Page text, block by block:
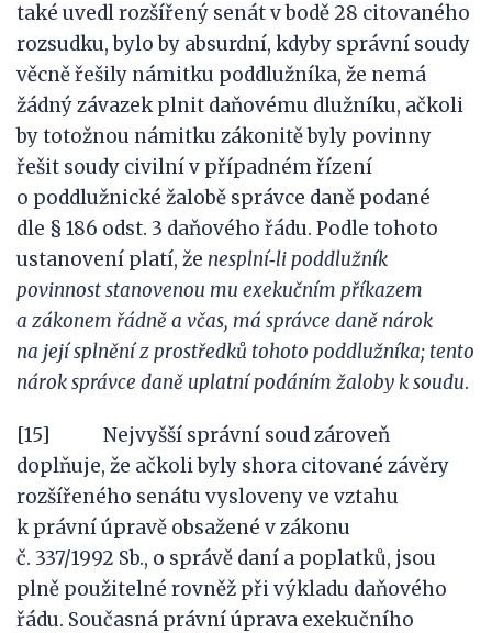
také uvedl rozšířený senát v bodě 28 citovaného
rozsudku, bylo by absurdní, kdyby správní soudy
věcně řešily námitku poddlužníka, že nemá
žádný závazek plnit daňovému dlužníku, ačkoli
by totožnou námitku zákonitě byly povinny
řešit soudy civilní v případném řízení
o poddlužnické žalobě správce daně podané
dle § 186 odst. 3 daňového řádu. Podle tohoto
ustanovení platí, že nesplní‑li poddlužník
povinnost stanovenou mu exekučním příkazem
a zákonem řádněa včas, má správce daně nárok
na její splněnízprostředků tohoto poddlužníka; tento
nárok správce daně uplatní podáním žalobyksoudu.
[15] Nejvyšší správní soud zároveň
doplňuje, že ačkoli byly shora citované závěry
rozšířeného senátu vysloveny ve vztahu
k právní úpravě obsažené v zákonu
č. 337/1992 Sb., o správě daní a poplatků, jsou
plně použitelné rovněž při výkladu daňového
řádu. Současná právní úprava exekučního